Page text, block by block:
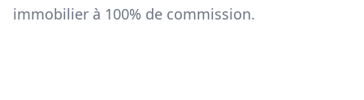
immobilier à 100% de commission.